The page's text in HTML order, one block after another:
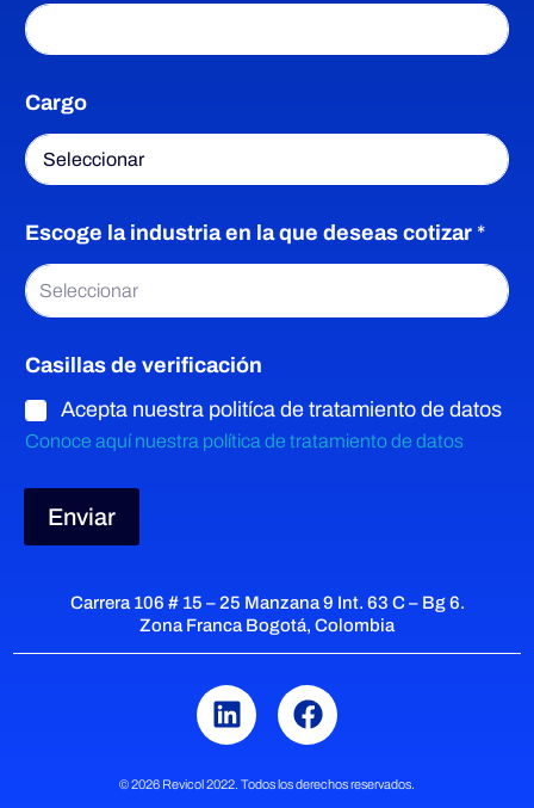
c
i
ó
n
e
n
c
a
a
é
n
A
p
l
i
d
E
m
p
r
Cargo
Escoge la industria en la que deseas cotizar *
Seleccionar
Casillas de verificación
Acepta nuestra politíca de tratamiento de datos
Conoce aquí nuestra política de tratamiento de datos
Enviar
Carrera 106 # 15 – 25 Manzana 9 Int. 63 C – Bg 6.
Zona Franca Bogotá, Colombia
© 2026 Revicol 2022. Todos los derechos reservados.